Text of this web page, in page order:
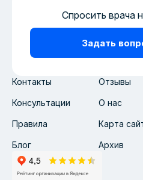
Контакты Отзывы
Консультации О нас
Правила Карта
Блог Архив
Спросить врача
Задать